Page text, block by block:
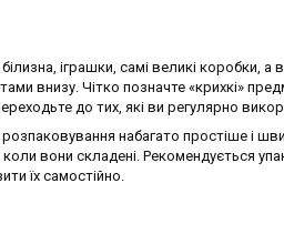
іграшки, самі великі коробки,
внизу. Чітко позначте «крихкі»
до тих, які ви регулярно
набагато простіше і
вони складені. Рекомендується
їх самостійно.